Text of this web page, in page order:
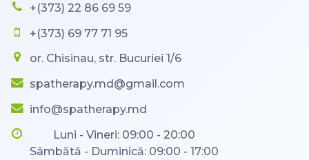
+(373) 22 86 69 59
+(373) 69 77 71 95
or. Chisinau, str. Bucuriei 1/6
spatherapy.md@gmail.com
info@spatherapy.md
Luni - Vineri: 09:00 - 20:00
Sâmbătă - Duminică: 09:00 - 17:00